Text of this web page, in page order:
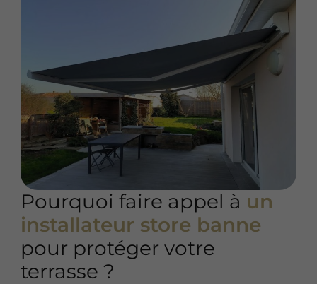
Pourquoi faire appel à un
installateur store banne
pour protéger votre
terrasse ?